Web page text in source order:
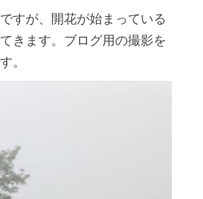
すが、開花が始まっている
きます。ブログ用の撮影を
。